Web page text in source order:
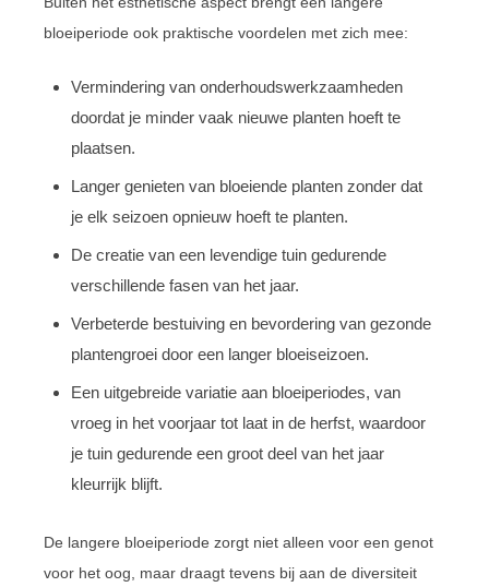
bloeiperiode ook praktische voordelen met zich mee:
Vermindering van onderhoudswerkzaamheden
doordat je minder vaak nieuwe planten hoeft te
plaatsen.
Langer genieten van bloeiende planten zonder dat
je elk seizoen opnieuw hoeft te planten.
De creatie van een levendige tuin gedurende
verschillende fasen van het jaar.
Verbeterde bestuiving en bevordering van gezonde
plantengroei door een langer bloeiseizoen.
Een uitgebreide variatie aan bloeiperiodes, van
vroeg in het voorjaar tot laat in de herfst, waardoor
je tuin gedurende een groot deel van het jaar
kleurrijk blijft.
De langere bloeiperiode zorgt niet alleen voor een genot
voor het oog, maar draagt tevens bij aan de diversiteit